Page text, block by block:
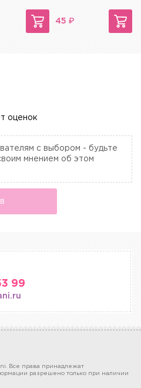
45 ₽
оценок
с выбором - будьте
мнением об этом
99
Все права принадлежат
разрешено только при наличии